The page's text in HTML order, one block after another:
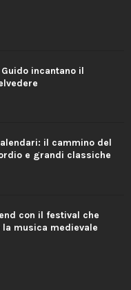
incantano il
il cammino del
e grandi classiche
con il festival che
musica medievale